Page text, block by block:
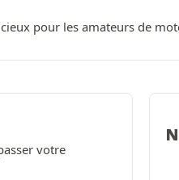
pour les amateurs de
votre